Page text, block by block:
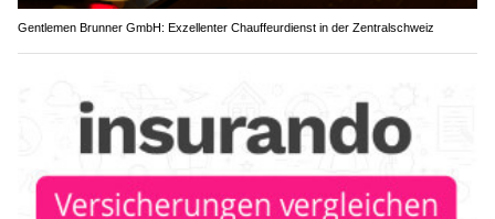
Gentlemen Brunner GmbH: Exzellenter Chauffeurdienst in der Zentralschweiz